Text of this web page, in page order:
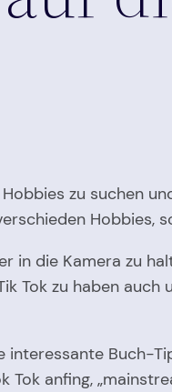
zu suchen
Hobbies,
die Kamera zu
Tok zu haben
Buch-
anfing,